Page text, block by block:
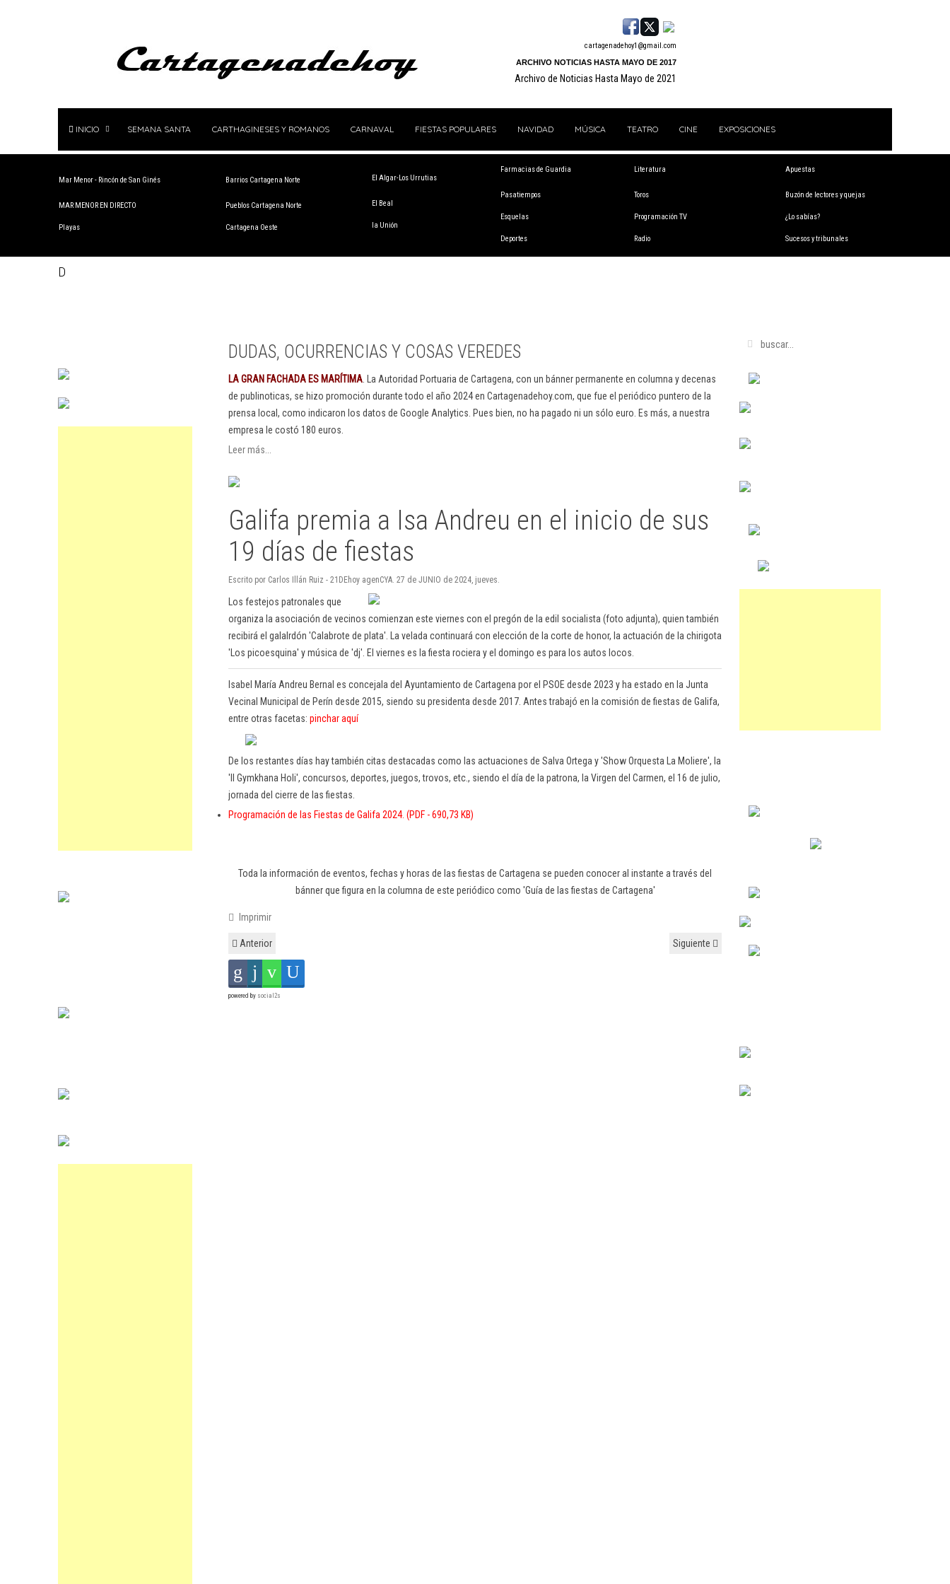
cartagenadehoy1@gmail.com
ARCHIVO NOTICIAS HASTA MAYO DE 2017
Archivo de Noticias Hasta Mayo de 2021
INICIO SEMANA SANTA CARTHAGINESES Y ROMANOS CARNAVAL FIESTAS POPULARES NAVIDAD MÚSICA TEATRO CINE EXPOSICIONES
Mar Menor - Rincón de San Ginés
MAR MENOR EN DIRECTO
Playas
Barrios Cartagena Norte
Pueblos Cartagena Norte
Cartagena Oeste
El Algar-Los Urrutias
El Beal
la Unión
Farmacias de Guardia
Pasatiempos
Esquelas
Deportes
Literatura
Toros
Programación TV
Radio
Apuestas
Buzón de lectores y quejas
¿Lo sabías?
Sucesos y tribunales
D
DUDAS, OCURRENCIAS Y COSAS VEREDES
LA GRAN FACHADA ES MARÍTIMA . La Autoridad Portuaria de Cartagena, con un bánner permanente en columna y decenas
de publinoticas, se hizo promoción durante todo el año 2024 en Cartagenadehoy.com, que fue el periódico puntero de la
prensa local, como indicaron los datos de Google Analytics. Pues bien, no ha pagado ni un sólo euro. Es más, a nuestra
empresa le costó 180 euros.
Leer más...
Galifa premia a Isa Andreu en el inicio de sus
19 días de fiestas
Escrito por Carlos Illán Ruiz - 21DEhoy agenCYA. 27 de JUNIO de 2024, jueves.
Los festejos patronales que
organiza la asociación de vecinos comienzan este viernes con el pregón de la edil socialista (foto adjunta), quien también
recibirá el galalrdón 'Calabrote de plata'. La velada continuará con elección de la corte de honor, la actuación de la chirigota
'Los picoesquina' y música de 'dj'. El viernes es la fiesta rociera y el domingo es para los autos locos.
Isabel María Andreu Bernal es concejala del Ayuntamiento de Cartagena por el PSOE desde 2023 y ha estado en la Junta
Vecinal Municipal de Perín desde 2015, siendo su presidenta desde 2017. Antes trabajó en la comisión de fiestas de Galifa,
entre otras facetas: pinchar aquí
De los restantes días hay también citas destacadas como las actuaciones de Salva Ortega y 'Show Orquesta La Moliere', la
'II Gymkhana Holi', concursos, deportes, juegos, trovos, etc., siendo el día de la patrona, la Virgen del Carmen, el 16 de julio,
jornada del cierre de las fiestas.
Programación de las Fiestas de Galifa 2024. (PDF - 690,73 KB)
Toda la información de eventos, fechas y horas de las fiestas de Cartagena se pueden conocer al instante a través del
bánner que figura en la columna de este periódico como 'Guía de las fiestas de Cartagena'
Imprimir
Anterior Siguiente
powered by social2s